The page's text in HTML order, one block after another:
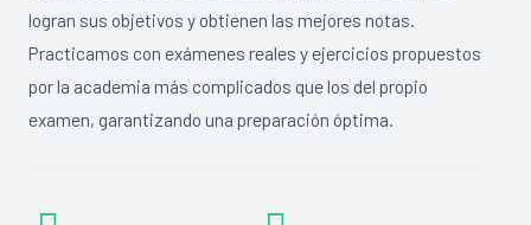
logran sus objetivos y obtienen las mejores notas.
Practicamos con exámenes reales y ejercicios propuestos
por la academia más complicados que los del propio
examen, garantizando una preparación óptima.